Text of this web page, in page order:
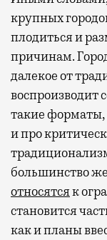
крупных
плодиться и
причинам.
далекое от
воспроизводит
такие форматы,
и про
большинство
относятсяк
становится
как и планы